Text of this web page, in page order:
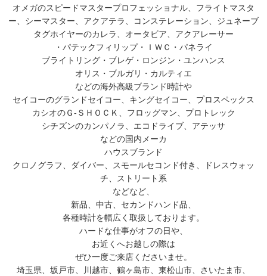
オメガのスピードマスタープロフェッショナル、フライトマスタ
ー、シーマスター、アクアテラ、コンステレーション、ジュネーブ
タグホイヤーのカレラ、オータビア、アクアレーサー
・パテックフィリップ・ＩＷＣ・パネライ
ブライトリング・ブレゲ・ロンジン・ユンハンス
オリス・ブルガリ・カルティエ
などの海外高級ブランド時計や
セイコーのグランドセイコー、キングセイコー、プロスペックス
カシオのＧ-ＳＨＯＣＫ、フロッグマン、プロトレック
シチズンのカンパノラ、エコドライブ、アテッサ
などの国内メーカ
ハウスブランド
クロノグラフ、ダイバー、スモールセコンド付き、ドレスウォッ
チ、ストリート系
などなど、
新品、中古、セカンドハンド品、
各種時計を幅広く取扱しております。
ハードな仕事がオフの日や、
お近くへお越しの際は
ぜひ一度ご来店くださいませ。
埼玉県、坂戸市、川越市、鶴ヶ島市、東松山市、さいたま市、